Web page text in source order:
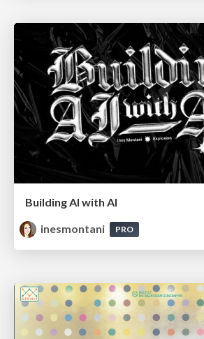
Building AI with AI
inesmontani
PRO